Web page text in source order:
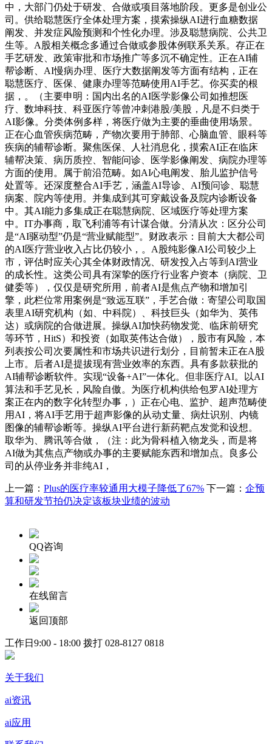
中，大部门仍处于研发、合做或项目落地阶段。更多是创业公
司。供给聪慧医疗全体处理方案，摸索操纵AI进行血糖数据
阐发、并发症风险预测和个性化办理。涉及聪慧病院、公共卫
生等。A股相关概念多通过合做或参股体例联系关系。存正在
手艺研发、政策审批和市场推广等多沉不确定性。正在AI辅
帮诊断、AI慢病办理、医疗大数据阐发等方面有结构，正在
聪慧医疗、医保、健康办理等范畴使用AI手艺。你买卖的根
据，。（主要申明：国内出名的AI医学影像公司如推想医
疗、数坤科技、科亚医疗等曾冲刺港股/美股，凡是不归类于
AI影像。分类体例多样，将医疗做为主要的垂曲使用场景。
正在心血管疾病范畴，产物次要用于肺部、心脑血管、眼科等
疾病的辅帮诊断。聚焦医保、人社消息化，摸索AI正在临床
辅帮决策、病历质控、智能问诊、医学影像阐发、病院办理等
方面的使用。属于前沿范畴。如AI心电阐发、胎儿监护信号
处置等。还深度整合AI手艺，涵盖AI导诊、AI预问诊、聪慧
病案、院内等使用。并集成到其可穿戴设备及院内诊断设备
中。其AI能力多集成正在聪慧病院、区域医疗等处理方案
中。IT办事商，取飞利浦等有计谋合做。分清从次：区分公司
是“AI驱动型”仍是“营业赋能型”。财政表示：目前大大都公司
的AI医疗营业收入占比仍较小，。A股纯影像AI公司较少上
市，评估时应关心其全体财政情况、研发投入占等到AI营业
的成长性。这类公司具有深挚的医疗行业客户资本（病院、卫
健委等），仅仅是研究所用，前者AI是焦点产物和增加引
擎，此栏位常用案例是“致远互联”，手艺合做：寄望公司取国
表里AI研究机构（如、中科院）、科技巨头（如华为、英伟
达）或病院的合做进展。操纵AI加快药物发觉、临床前研究
等环节，HitS）和投资（如取英伟达合做），股市有风险，本
列表按公司次要属性和市场共识进行划分，目前暂未正在A股
上市。后者AI是提拔现有营业效率的东西。具有多款获批的
AI辅帮诊断软件。实现“设备+AI”一体化。但非医疗AI。以AI
算法和手艺见长，风险自傲。为医疗机构供给包罗AI处理方
案正在内的数字化转型办事，）正在心电、监护、超声范畴使
用AI，将AI手艺用于超声影像的从动丈量、病灶识别、内镜
图像的辅帮诊断等。操纵AI平台进行新药靶点发觉和设想。
取华为、腾讯等合做，（注：此为骨科植入物龙头，而是将
AI做为其焦点产物或办事的主要赋能东西和增加点。良多公
司的从停业务并非纯AI，
上一篇： Plus的医疗率较通用大模子降低了67% 下一篇： 企预
算和研发节拍仍决定该板块业绩的波动
QQ咨询
在线留言
返回顶部
工作日9:00 - 18:00 拨打 028-8127 0818
关于我们
ai资讯
ai应用